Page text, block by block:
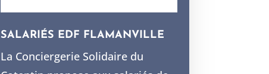
SALARIÉS EDF FLAMANVILLE
La Conciergerie Solidaire du